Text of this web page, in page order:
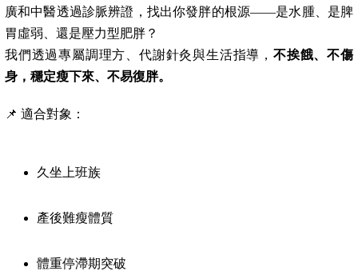
廣和中醫透過診脈辨證，找出你發胖的根源——是水腫、是脾
胃虛弱、還是壓力型肥胖？
我們透過專屬調理方、代謝針灸與生活指導， 不挨餓、不傷
身，穩定瘦下來、不易復胖。
📌 適合對象：
久坐上班族
產後難瘦體質
體重停滯期突破